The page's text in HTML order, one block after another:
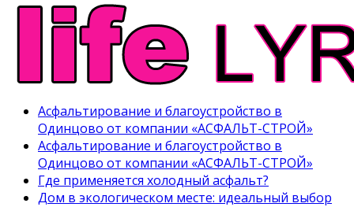
Асфальтирование и благоустройство в
Одинцово от компании «АСФАЛЬТ-СТРОЙ»
Асфальтирование и благоустройство в
Одинцово от компании «АСФАЛЬТ-СТРОЙ»
Где применяется холодный асфальт?
Дом в экологическом месте: идеальный выбор